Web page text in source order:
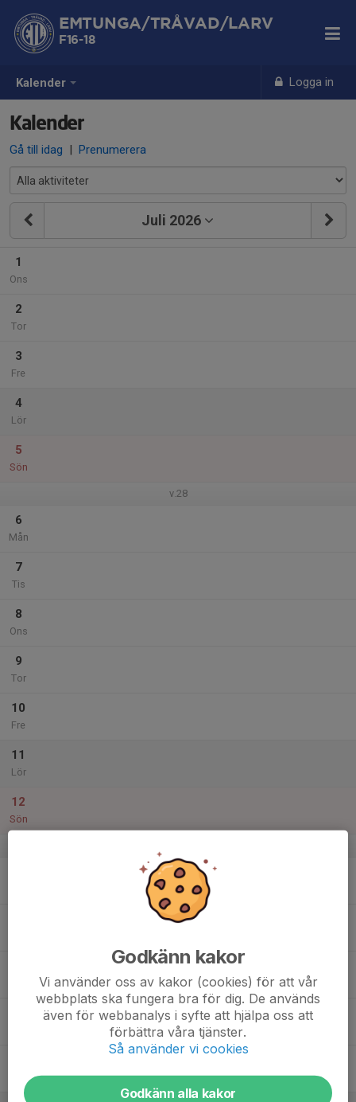
Kalender Logga in
EMTUNGA/TRÅVAD/LARV
F16-18
Kalender
Gå till idag | Prenumerera
Juli 2026
1
Ons
2
Tor
3
Fre
4
Lör
5
Sön
v.28
6
Mån
7
Tis
8
Ons
9
Tor
10
Fre
11
Lör
12
Sön
Godkänn kakor
Vi använder oss av kakor (cookies) för att vår
webbplats ska fungera bra för dig. De används
även för webbanalys i syfte att hjälpa oss att
förbättra våra tjänster.
Så använder vi cookies
Godkänn alla kakor